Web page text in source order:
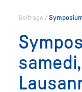
Beitrage /